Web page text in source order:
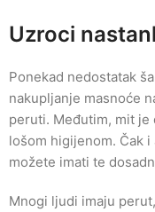
Uzroci
Ponekad nedostatak
nakupljanje masnoće
peruti. Međutim, mit je
lošom higijenom. Čak
možete imati te
Mnogi ljudi imaju